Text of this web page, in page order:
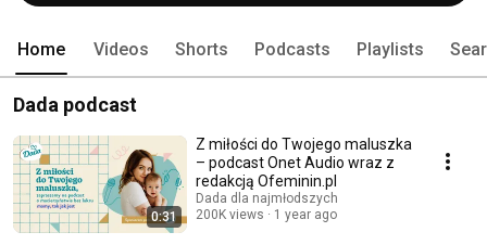
Home Videos Shorts Podcasts Playlists
Dada podcast
0:31
Z miłości do Twojego maluszka
– podcast Onet Audio wraz z
redakcją Ofeminin.pl
Dada dla najmłodszych
200K views
1 year ago